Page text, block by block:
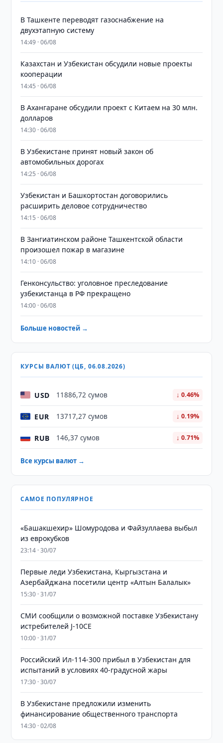
В Ташкенте переводят газоснабжение на
двухэтапную систему
14:49 · 06/08
Казахстан и Узбекистан обсудили новые проекты
кооперации
14:45 · 06/08
В Ахангаране обсудили проект с Китаем на 30 млн.
долларов
14:30 · 06/08
В Узбекистане принят новый закон об
автомобильных дорогах
14:25 · 06/08
Узбекистан и Башкортостан договорились
расширить деловое сотрудничество
14:15 · 06/08
В Зангиатинском районе Ташкентской области
произошел пожар в магазине
14:10 · 06/08
Генконсульство: уголовное преследование
узбекистанца в РФ прекращено
14:00 · 06/08
Больше новостей →
КУРСЫ ВАЛЮТ (ЦБ, 06.08.2026)
USD 11886,72 сумов ↓ 0.46%
EUR 13717,27 сумов ↓ 0.19%
RUB 146,37 сумов ↓ 0.71%
Все курсы валют →
САМОЕ ПОПУЛЯРНОЕ
«Башакшехир» Шомуродова и Файзуллаева выбыл
из еврокубков
23:14 · 30/07
Первые леди Узбекистана, Кыргызстана и
Азербайджана посетили центр «Алтын Балалык»
15:30 · 31/07
СМИ сообщили о возможной поставке Узбекистану
истребителей J-10CE
10:00 · 31/07
Российский Ил-114-300 прибыл в Узбекистан для
испытаний в условиях 40-градусной жары
17:30 · 30/07
В Узбекистане предложили изменить
финансирование общественного транспорта
14:30 · 02/08